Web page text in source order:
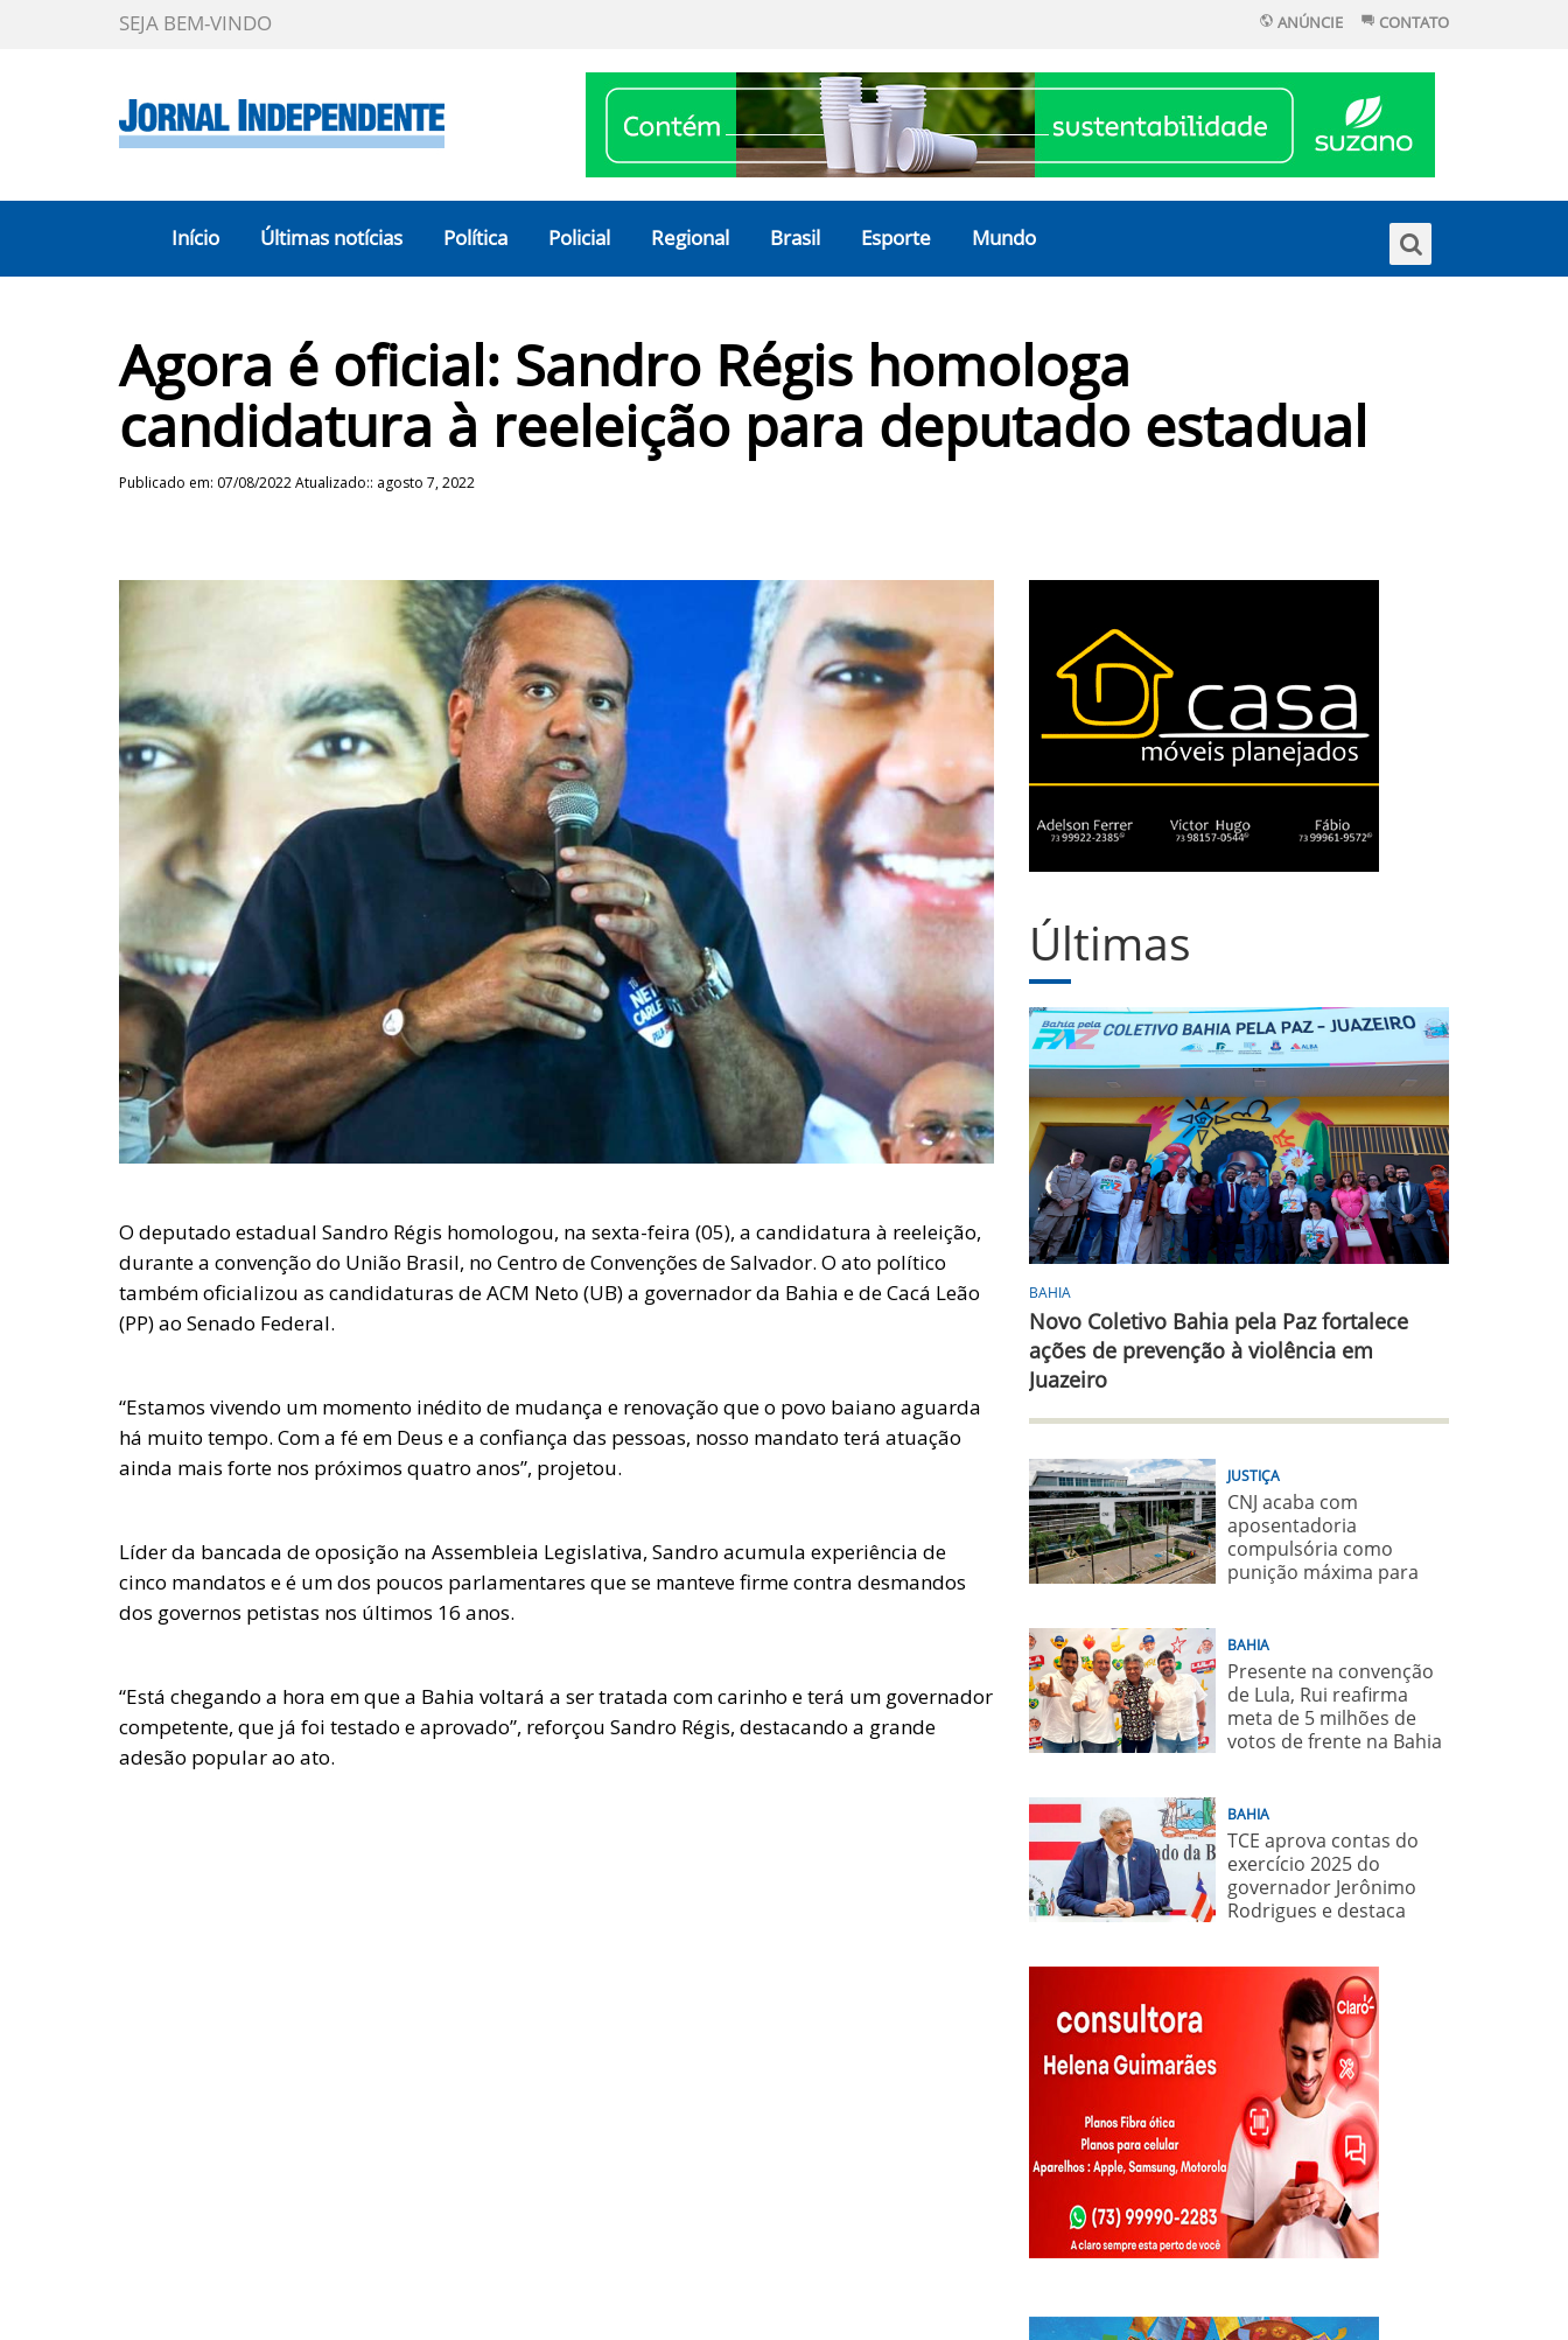
SEJA BEM-VINDO ANÚNCIE CONTATO
Início Últimas notícias Política Policial Regional Brasil Esporte Mundo
Agora é oficial: Sandro Régis homologa
candidatura à reeleição para deputado estadual
Publicado em: 07/08/2022 Atualizado:: agosto 7, 2022
O deputado estadual Sandro Régis homologou, na sexta-feira (05), a candidatura à reeleição,
durante a convenção do União Brasil, no Centro de Convenções de Salvador. O ato político
também oficializou as candidaturas de ACM Neto (UB) a governador da Bahia e de Cacá Leão
(PP) ao Senado Federal.
“Estamos vivendo um momento inédito de mudança e renovação que o povo baiano aguarda
há muito tempo. Com a fé em Deus e a confiança das pessoas, nosso mandato terá atuação
ainda mais forte nos próximos quatro anos”, projetou.
Líder da bancada de oposição na Assembleia Legislativa, Sandro acumula experiência de
cinco mandatos e é um dos poucos parlamentares que se manteve firme contra desmandos
dos governos petistas nos últimos 16 anos.
“Está chegando a hora em que a Bahia voltará a ser tratada com carinho e terá um governador
competente, que já foi testado e aprovado”, reforçou Sandro Régis, destacando a grande
adesão popular ao ato.
Últimas
BAHIA
Novo Coletivo Bahia pela Paz fortalece
ações de prevenção à violência em
Juazeiro
JUSTIÇA
CNJ acaba com
aposentadoria
compulsória como
punição máxima para
BAHIA
Presente na convenção
de Lula, Rui reafirma
meta de 5 milhões de
votos de frente na Bahia
BAHIA
TCE aprova contas do
exercício 2025 do
governador Jerônimo
Rodrigues e destaca